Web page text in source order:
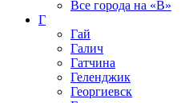
Все города на «В»
Г
Гай
Галич
Гатчина
Геленджик
Георгиевск